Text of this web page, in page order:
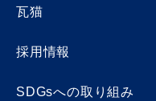
瓦猫
採用情報
SDGsへの取り組み